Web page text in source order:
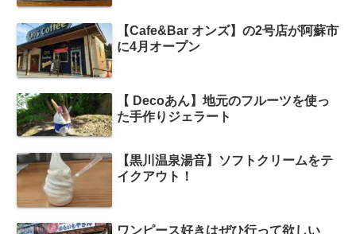
【Cafe&Bar オンズ】の2号店が阿蘇市
に4月オープン
【 Decoあん】地元のフルーツを使っ
た手作りジェラート
【黒川温泉湯音】ソフトクリームをテ
イクアウト！
ワンピース好きはぜひ行って欲しい